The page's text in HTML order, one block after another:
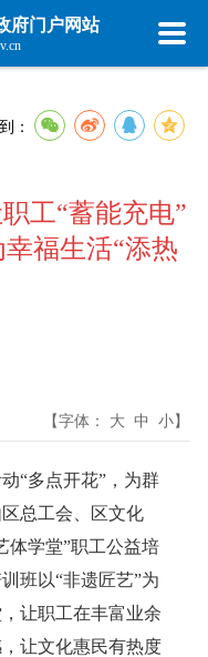
府门户网站
：
工“蓄能充电”
福生活“添热
【字体： 大 中 小】
“多点开花”，为群
总工会、区文化
体学堂”职工公益培
班以“非遗匠艺”为
让职工在丰富业余
让文化惠民有热度